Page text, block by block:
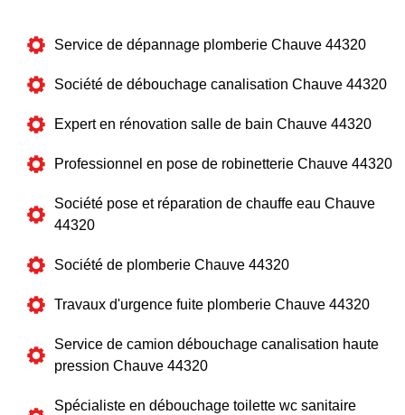
Service de dépannage plomberie Chauve 44320
Société de débouchage canalisation Chauve 44320
Expert en rénovation salle de bain Chauve 44320
Professionnel en pose de robinetterie Chauve 44320
Société pose et réparation de chauffe eau Chauve
44320
Société de plomberie Chauve 44320
Travaux d'urgence fuite plomberie Chauve 44320
Service de camion débouchage canalisation haute
pression Chauve 44320
Spécialiste en débouchage toilette wc sanitaire